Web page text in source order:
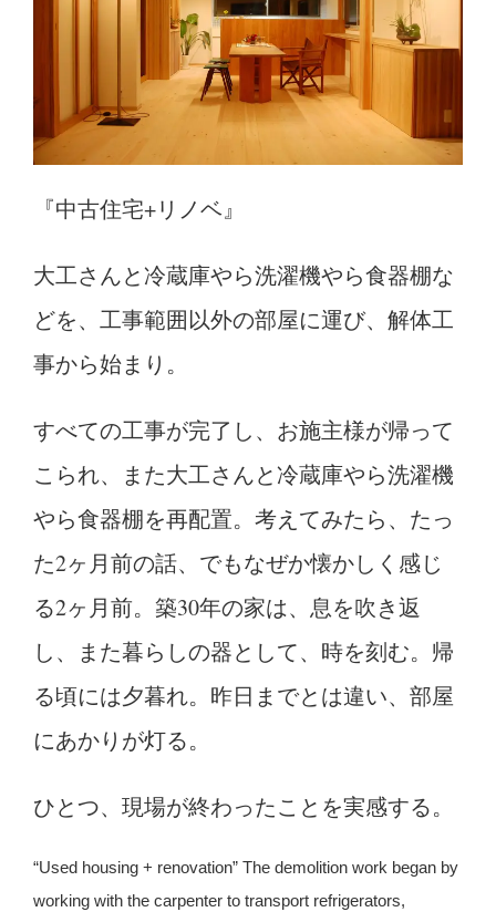
『中古住宅+リノベ』
大工さんと冷蔵庫やら洗濯機やら食器棚な
どを、工事範囲以外の部屋に運び、解体工
事から始まり。
すべての工事が完了し、お施主様が帰って
こられ、また大工さんと冷蔵庫やら洗濯機
やら食器棚を再配置。考えてみたら、たっ
た2ヶ月前の話、でもなぜか懐かしく感じ
る2ヶ月前。築30年の家は、息を吹き返
し、また暮らしの器として、時を刻む。帰
る頃には夕暮れ。昨日までとは違い、部屋
にあかりが灯る。
ひとつ、現場が終わったことを実感する。
“Used housing + renovation” The demolition work began by
working with the carpenter to transport refrigerators,